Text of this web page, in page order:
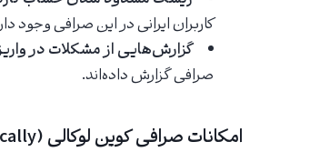
کاربران ایرانی در این صرافی وجود
گزارش‌هایی از مشکلات در
صرافی گزارش داده‌اند.
امکانات صرافی کوین لوکالی (Coinlocally)